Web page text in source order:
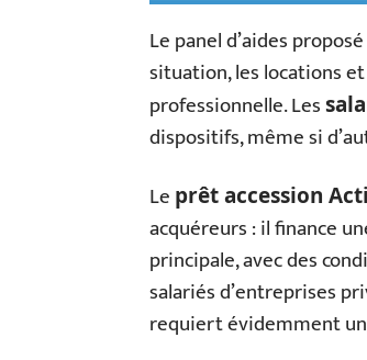
Le panel d’aides
situation, les locations
professionnelle. Les
dispositifs, même si
Le prêt accession
acquéreurs : il finance
principale, avec des
salariés d’entreprises
requiert évidemment